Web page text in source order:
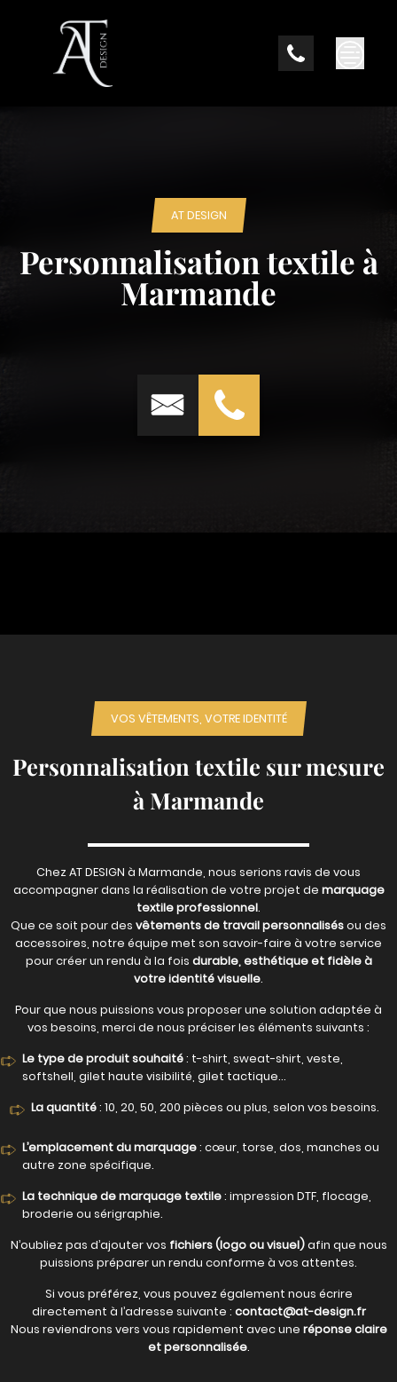
AT DESIGN
Personnalisation textile à
Marmande
VOS VÊTEMENTS, VOTRE IDENTITÉ
Personnalisation textile sur mesure
à Marmande
Chez AT DESIGN à Marmande, nous serions ravis de vous
accompagner dans la réalisation de votre projet de marquage
textile professionnel.
Que ce soit pour des vêtements de travail personnalisésou des
accessoires, notre équipe met son savoir-faire à votre service
pour créer un rendu à la fois durable, esthétique et fidèle à
votre identité visuelle.
Pour que nous puissions vous proposer une solution adaptée à
vos besoins, merci de nous préciser les éléments suivants :
Le type de produit souhaité: t-shirt, sweat-shirt, veste,
softshell, gilet haute visibilité, gilet tactique…
La quantité: 10, 20, 50, 200 pièces ou plus, selon vos besoins.
L’emplacement du marquage: cœur, torse, dos, manches ou
autre zone spécifique.
La technique de marquage textile: impression DTF, flocage,
broderie ou sérigraphie.
N’oubliez pas d’ajouter vos fichiers (logo ou visuel)afin que nous
puissions préparer un rendu conforme à vos attentes.
Si vous préférez, vous pouvez également nous écrire
directement à l’adresse suivante : contact@at-design.fr
Nous reviendrons vers vous rapidement avec une réponse claire
et personnalisée.